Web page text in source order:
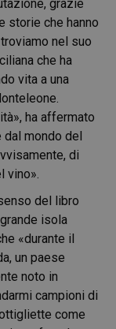
grazie
storie che hanno
nel suo
che ha
vita a una
ha affermato
dal mondo del
di
vino».
del libro
isola
«durante il
un paese
noto in
campioni di
come